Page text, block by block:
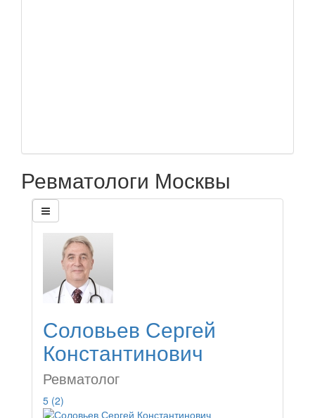
Ревматологи Москвы
Соловьев Сергей
Константинович
Ревматолог
5 (2)